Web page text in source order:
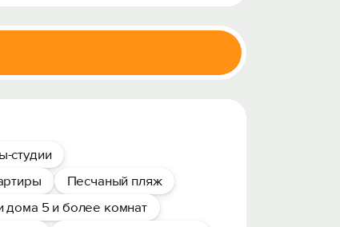
студии
Песчаный пляж
дома 5 и более комнат